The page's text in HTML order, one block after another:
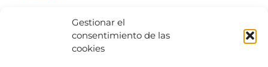
Gestionar el
consentimiento de las
cookies